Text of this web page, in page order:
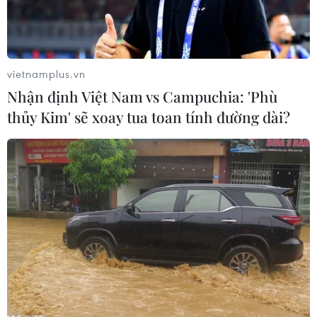
Ảnh minh họa. (Nguồn: TTXVN)
Ngày 16/11, ba tổ chức tài chính quốc tế là DC
Developing Markets Strategies plc, CH SE Asia
vietnamplus.vn
Nhận định Việt Nam vs Campuchia: 'Phù
thủy Kim' sẽ xoay tua toan tính đường dài?